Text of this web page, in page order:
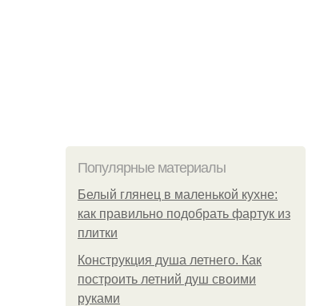
Популярные материалы
Белый глянец в маленькой кухне:
как правильно подобрать фартук из
плитки
Конструкция душа летнего. Как
построить летний душ своими
руками